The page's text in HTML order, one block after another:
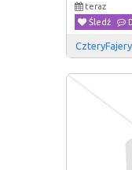
teraz
Śledź